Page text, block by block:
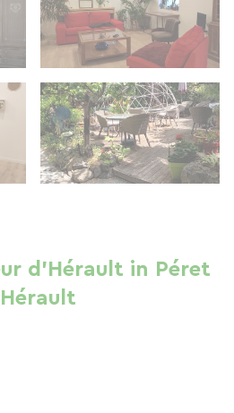
d'Hérault in Péret